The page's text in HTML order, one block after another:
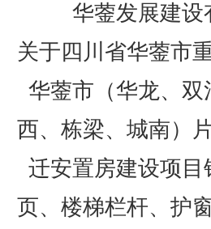
华蓥发展建设
关于四川省华蓥市
华蓥市（华龙、双
西、栋梁、城南）
迁安置房建设项目
页、楼梯栏杆、护